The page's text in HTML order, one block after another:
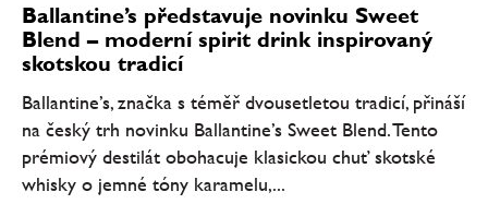
Ballantine’s představuje novinku Sweet
Blend – moderní spirit drink inspirovaný
skotskou tradicí
Ballantine’s, značka s téměř dvousetletou tradicí, přináší
na český trh novinku Ballantine’s Sweet Blend. Tento
prémiový destilát obohacuje klasickou chuť skotské
whisky o jemné tóny karamelu,...